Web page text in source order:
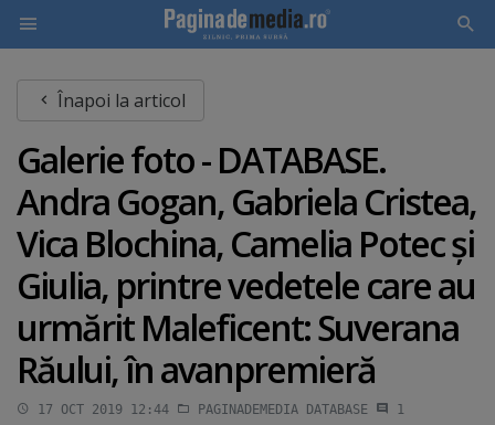
main
content
Înapoi la articol
Galerie foto - DATABASE.
Andra Gogan, Gabriela Cristea,
Vica Blochina, Camelia Potec şi
Giulia, printre vedetele care au
urmărit Maleficent: Suverana
Răului, în avanpremieră
17 OCT 2019 12:44 PAGINADEMEDIA DATABASE 1